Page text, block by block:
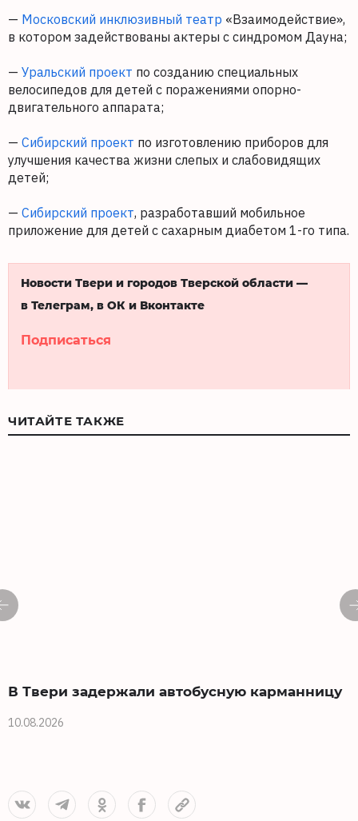
— Московский инклюзивный театр «Взаимодействие»,
в котором задействованы актеры с синдромом Дауна;
— Уральский проект по созданию специальных
велосипедов для детей с поражениями опорно-
двигательного аппарата;
— Сибирский проект по изготовлению приборов для
улучшения качества жизни слепых и слабовидящих
детей;
— Сибирский проект, разработавший мобильное
приложение для детей с сахарным диабетом 1-го типа.
Новости Твери и городов Тверской области —
в Телеграм, в ОК и Вконтакте
Подписаться
ЧИТАЙТЕ ТАКЖЕ
В Твери задержали автобусную карманницу
10.08.2026